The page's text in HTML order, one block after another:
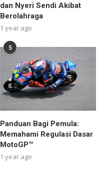
dan Nyeri Sendi Akibat
Berolahraga
1 year ago
5
Panduan Bagi Pemula:
Memahami Regulasi Dasar
MotoGP™
1 year ago